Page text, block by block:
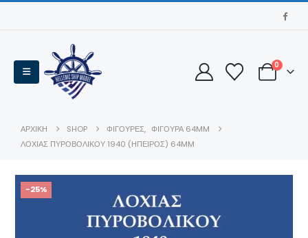
0
ΑΡΧΙΚΉ SHOP ΦΙΓΟΥΡΕΣ, ΦΙΓΟΥΡΑ 64MM
ΛΟΧΙΑΣ ΠΥΡΟΒΟΛΙΚΟΥ 1940 (ΗΠΕΙΡΟΣ) 64MM
-25%